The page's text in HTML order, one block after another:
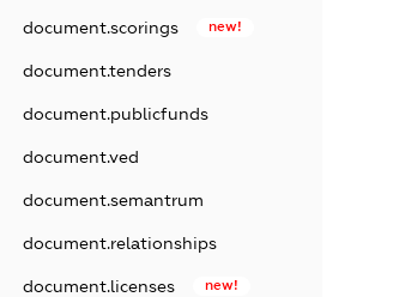
document.scorings new!
document.tenders
document.publicfunds
document.ved
document.semantrum
document.relationships
document.licenses new!